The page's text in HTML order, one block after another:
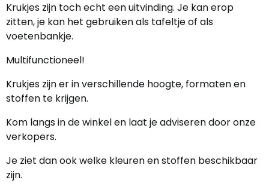
Krukjes zijn toch echt een uitvinding. Je kan erop
zitten, je kan het gebruiken als tafeltje of als
voetenbankje.
Multifunctioneel!
Krukjes zijn er in verschillende hoogte, formaten en
stoffen te krijgen.
Kom langs in de winkel en laat je adviseren door onze
verkopers.
Je ziet dan ook welke kleuren en stoffen beschikbaar
zijn.